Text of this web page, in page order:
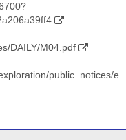
DAILY/M04.pdf
public_notices/e